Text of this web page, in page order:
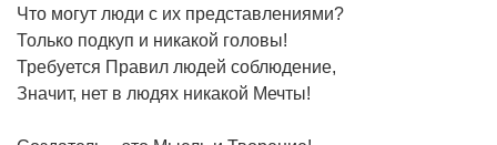
Что могут люди с их представлениями?
Только подкуп и никакой головы!
Требуется Правил людей соблюдение,
Значит, нет в людях никакой Мечты!